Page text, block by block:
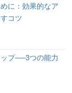
に：効果的なア
コツ
プ──3つの能力